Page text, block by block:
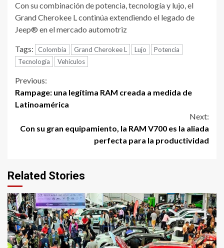
Con su combinación de potencia, tecnología y lujo, el
Grand Cherokee L continúa extendiendo el legado de
Jeep® en el mercado automotriz
Tags: Colombia Grand Cherokee L Lujo
Potencia
Tecnología
Vehículos
Continue
Reading
Previous:
Rampage: una legítima RAM creada a medida de
Latinoamérica
Next:
Con su gran equipamiento, la RAM V700 es la aliada
perfecta para la productividad
Related Stories